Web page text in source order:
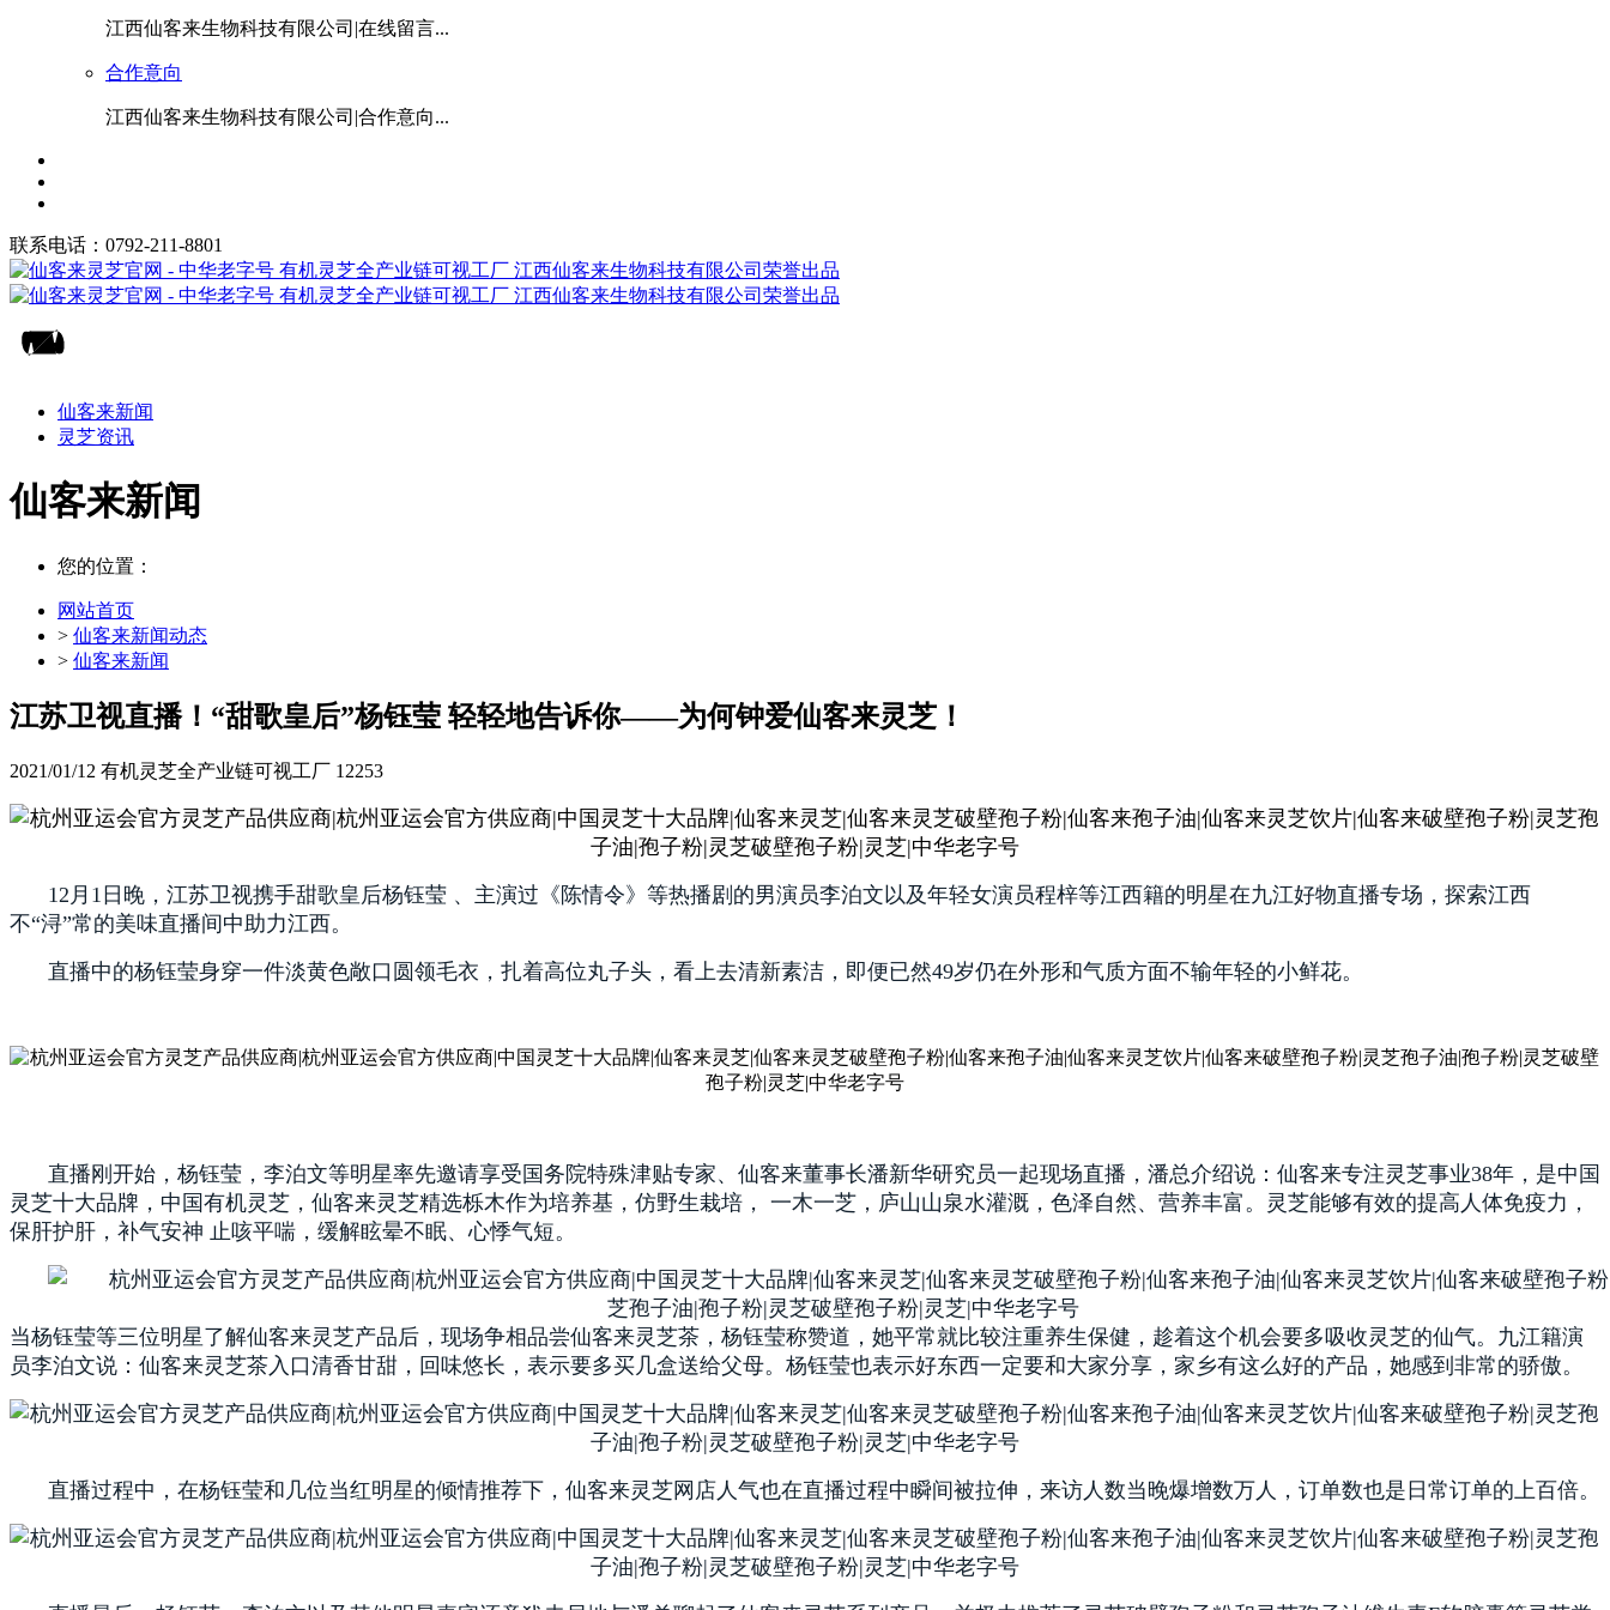
江西仙客来生物科技有限公司|在线留言...
合作意向
江西仙客来生物科技有限公司|合作意向...
联系电话：0792-211-8801
仙客来新闻
灵芝资讯
仙客来新闻
您的位置：
网站首页
> 仙客来新闻动态
> 仙客来新闻
江苏卫视直播！“甜歌皇后”杨钰莹 轻轻地告诉你——为何钟爱仙客来灵芝！
2021/01/12 有机灵芝全产业链可视工厂 12253
12月1日晚，江苏卫视携手甜歌皇后杨钰莹 、主演过《陈情令》等热播剧的男演员李泊文以及年轻女演员程梓等江西籍的明星在九江好物直播专场，探索江西
不“浔”常的美味直播间中助力江西。
直播中的杨钰莹身穿一件淡黄色敞口圆领毛衣，扎着高位丸子头，看上去清新素洁，即便已然49岁仍在外形和气质方面不输年轻的小鲜花。
直播刚开始，杨钰莹，李泊文等明星率先邀请享受国务院特殊津贴专家、仙客来董事长潘新华研究员一起现场直播，潘总介绍说：仙客来专注灵芝事业38年，是中国
灵芝十大品牌，中国有机灵芝，仙客来灵芝精选栎木作为培养基，仿野生栽培， 一木一芝，庐山山泉水灌溉，色泽自然、营养丰富。灵芝能够有效的提高人体免疫力，
保肝护肝，补气安神 止咳平喘，缓解眩晕不眠、心悸气短。
当杨钰莹等三位明星了解仙客来灵芝产品后，现场争相品尝仙客来灵芝茶，杨钰莹称赞道，她平常就比较注重养生保健，趁着这个机会要多吸收灵芝的仙气。九江籍演
员李泊文说：仙客来灵芝茶入口清香甘甜，回味悠长，表示要多买几盒送给父母。杨钰莹也表示好东西一定要和大家分享，家乡有这么好的产品，她感到非常的骄傲。
直播过程中，在杨钰莹和几位当红明星的倾情推荐下，仙客来灵芝网店人气也在直播过程中瞬间被拉伸，来访人数当晚爆增数万人，订单数也是日常订单的上百倍。